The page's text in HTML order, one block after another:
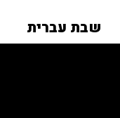
שבת עברית